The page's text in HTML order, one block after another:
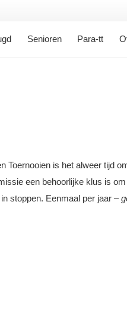
Senioren Para-tt
is het alweer tijd
een behoorlijke klus is
stoppen. Eenmaal per jaar –